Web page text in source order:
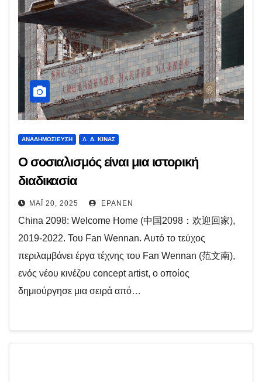
ΑΝΑΔΗΜΟΣΊΕΥΣΗ Λ. Δ. ΚΊΝΑΣ
Ο σοσιαλισμός είναι μια ιστορική
διαδικασία
ΜΆΙ 20, 2025 EPANEN
China 2098: Welcome Home (中国2098：欢迎回家),
2019-2022. Του Fan Wennan. Αυτό το τεύχος
περιλαμβάνει έργα τέχνης του Fan Wennan (范文南),
ενός νέου κινέζου concept artist, ο οποίος
δημιούργησε μια σειρά από…